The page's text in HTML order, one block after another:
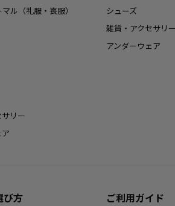
ル（礼服・喪服）
リー
シューズ
雑貨・アクセサリー
アンダーウェア
び方 ご利用ガイド